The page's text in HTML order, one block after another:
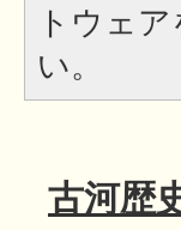
トウェ
い。
古河歴